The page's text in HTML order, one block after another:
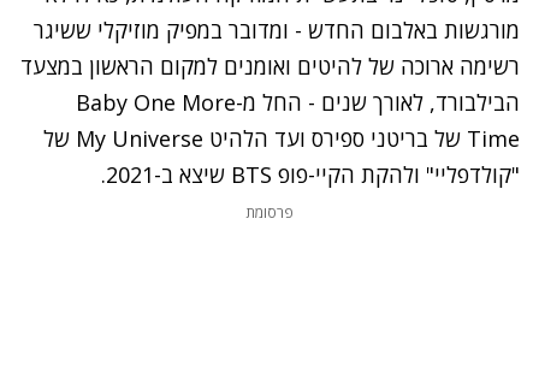
מורגשות באלבום החדש - ומדובר במפיק מוזיקלי ששיגר
רשימה ארוכה של להיטים ואומנים למקום הראשון במצעד
הבילבורד, לאורך שנים - החל מ-Baby One More
Time של בריטני ספירס ועד הלהיט My Universe
של
"קולדפליי" ולהקת הקיי-פופ BTS שיצא ב-2021.
פרסומת